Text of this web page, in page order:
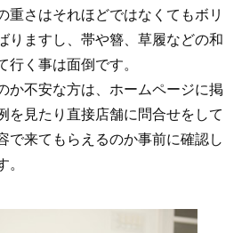
重さはそれほどではなくてもボリ
りますし、帯や簪、草履などの和
行く事は面倒です。
か不安な方は、ホームページに掲
を見たり直接店舗に問合せをして
で来てもらえるのか事前に確認し
。